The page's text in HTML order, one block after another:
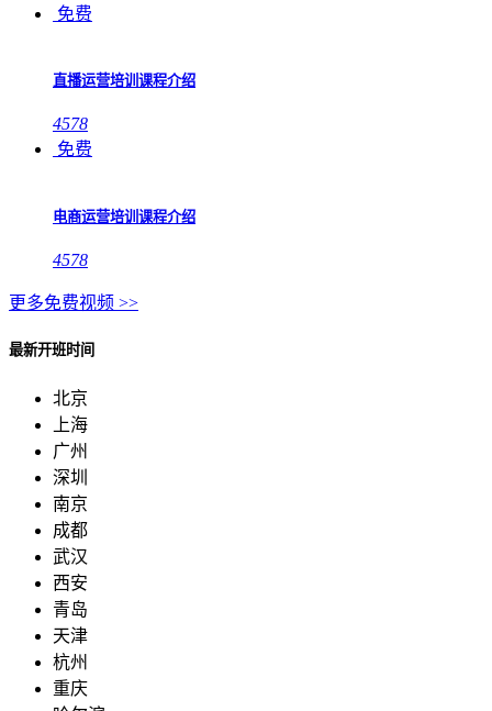
免费
直播运营培训课程介绍
4578
免费
电商运营培训课程介绍
4578
更多免费视频 >>
最新开班时间
北京
上海
广州
深圳
南京
成都
武汉
西安
青岛
天津
杭州
重庆